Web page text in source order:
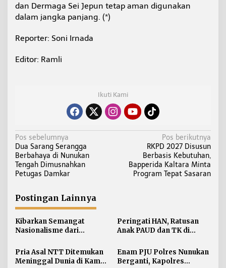
dan Dermaga Sei Jepun tetap aman digunakan
dalam jangka panjang. (*)
Reporter: Soni Irnada
Editor: Ramli
Ikuti Kami
N
a
v
i
a
s
i
p
o
s
Pos sebelumnya
Dua Sarang Serangga
Berbahaya di Nunukan
Tengah Dimusnahkan
Petugas Damkar
Pos berikutnya
RKPD 2027 Disusun
Berbasis Kebutuhan,
Bapperida Kaltara Minta
Program Tepat Sasaran
Postingan Lainnya
Kibarkan Semangat
Nasionalisme dari
Merah Putih 81 Meter
Dibentangkan di Sebatik
Peringati HAN, Ratusan
Anak PAUD dan TK di
Lomba Menggambar dan
Mewarnai
Pria Asal NTT Ditemukan
Meninggal Dunia di Kamar
Enam PJU Polres Nunukan
Berganti, Kapolres